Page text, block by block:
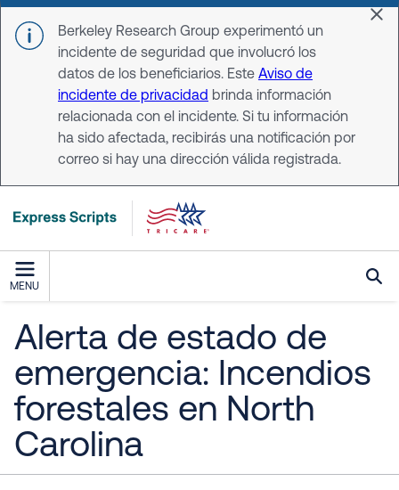
Skip to main content
Berkeley Research Group experimentó un
incidente de seguridad que involucró los
datos de los beneficiarios. Este Aviso de
incidente de privacidad brinda información
relacionada con el incidente. Si tu información
ha sido afectada, recibirás una notificación por
correo si hay una dirección válida registrada.
MENU
Alerta de estado de
emergencia: Incendios
forestales en North
Carolina